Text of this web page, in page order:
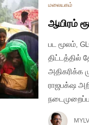
மலையகம்
ஆயிரம்
பட மூலம்,
திட்டத்தில்
அதிகரிக்க
ராஜபக்‌ஷ